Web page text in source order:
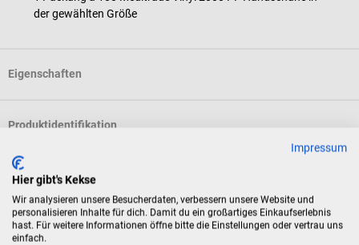
der gewählten Größe
Eigenschaften
Produktidentifikation
Dokumente
Bewertungen
Impressum
Hier gibt's Kekse
Wir analysieren unsere Besucherdaten, verbessern unsere Website und
personalisieren Inhalte für dich. Damit du ein großartiges Einkaufserlebnis
hast. Für weitere Informationen öffne bitte die Einstellungen oder vertrau uns
einfach.